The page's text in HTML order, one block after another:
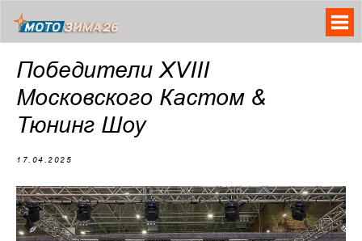
Победители XVIII
Московского Кастом &
Тюнинг Шоу
17.04.2025